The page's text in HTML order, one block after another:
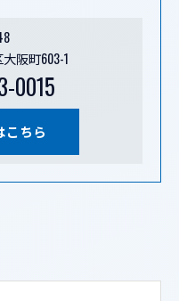
阪町603-1
0015
こちら